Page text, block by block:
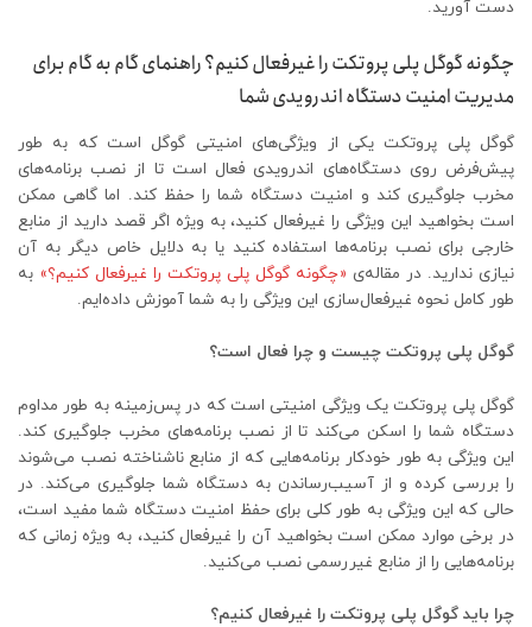
دست آورید.
چگونه گوگل پلی پروتکت را غیرفعال کنیم؟ راهنمای گام به گام برای
مدیریت امنیت دستگاه اندرویدی شما
گوگل پلی پروتکت یکی از ویژگی‌های امنیتی گوگل است که به طور
پیش‌فرض روی دستگاه‌های اندرویدی فعال است تا از نصب برنامه‌های
مخرب جلوگیری کند و امنیت دستگاه شما را حفظ کند. اما گاهی ممکن
است بخواهید این ویژگی را غیرفعال کنید، به ویژه اگر قصد دارید از منابع
خارجی برای نصب برنامه‌ها استفاده کنید یا به دلایل خاص دیگر به آن
نیازی ندارید. در مقاله‌ی «چگونه گوگل پلی پروتکت را غیرفعال کنیم؟» به
طور کامل نحوه غیرفعال‌سازی این ویژگی را به شما آموزش داده‌ایم.
گوگل پلی پروتکت چیست و چرا فعال است؟
گوگل پلی پروتکت یک ویژگی امنیتی است که در پس‌زمینه به طور مداوم
دستگاه شما را اسکن می‌کند تا از نصب برنامه‌های مخرب جلوگیری کند.
این ویژگی به طور خودکار برنامه‌هایی که از منابع ناشناخته نصب می‌شوند
را بررسی کرده و از آسیب‌رساندن به دستگاه شما جلوگیری می‌کند. در
حالی که این ویژگی به طور کلی برای حفظ امنیت دستگاه شما مفید است،
در برخی موارد ممکن است بخواهید آن را غیرفعال کنید، به ویژه زمانی که
برنامه‌هایی را از منابع غیررسمی نصب می‌کنید.
چرا باید گوگل پلی پروتکت را غیرفعال کنیم؟